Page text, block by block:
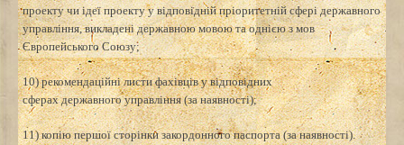
проекту чи ідеї проекту у відповідній пріоритетній сфері державного
управління, викладені державною мовою та однією з мов
Європейського Союзу;
10) рекомендаційні листи фахівців у відповідних
сферах державного управління (за наявності);
11) копію першої сторінки закордонного паспорта (за наявності).